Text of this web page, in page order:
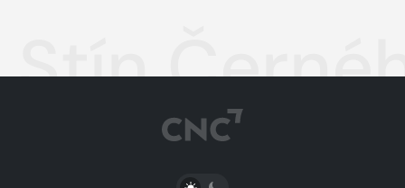
Stín
PŘEPNOUT SVĚTLÝ/TMAVÝ REŽIM